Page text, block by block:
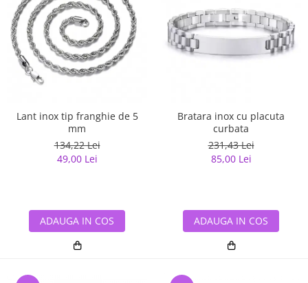
Lant inox tip franghie de 5
mm
134,22 Lei
49,00 Lei
ADAUGA IN COS
Bratara inox cu placuta
curbata
231,43 Lei
85,00 Lei
ADAUGA IN COS